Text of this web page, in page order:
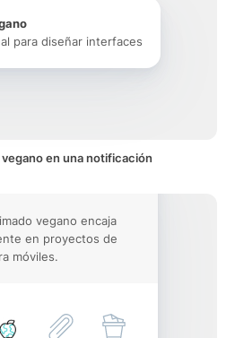
para diseñar interfaces
en una notificación
vegano encaja
en proyectos de
móviles.